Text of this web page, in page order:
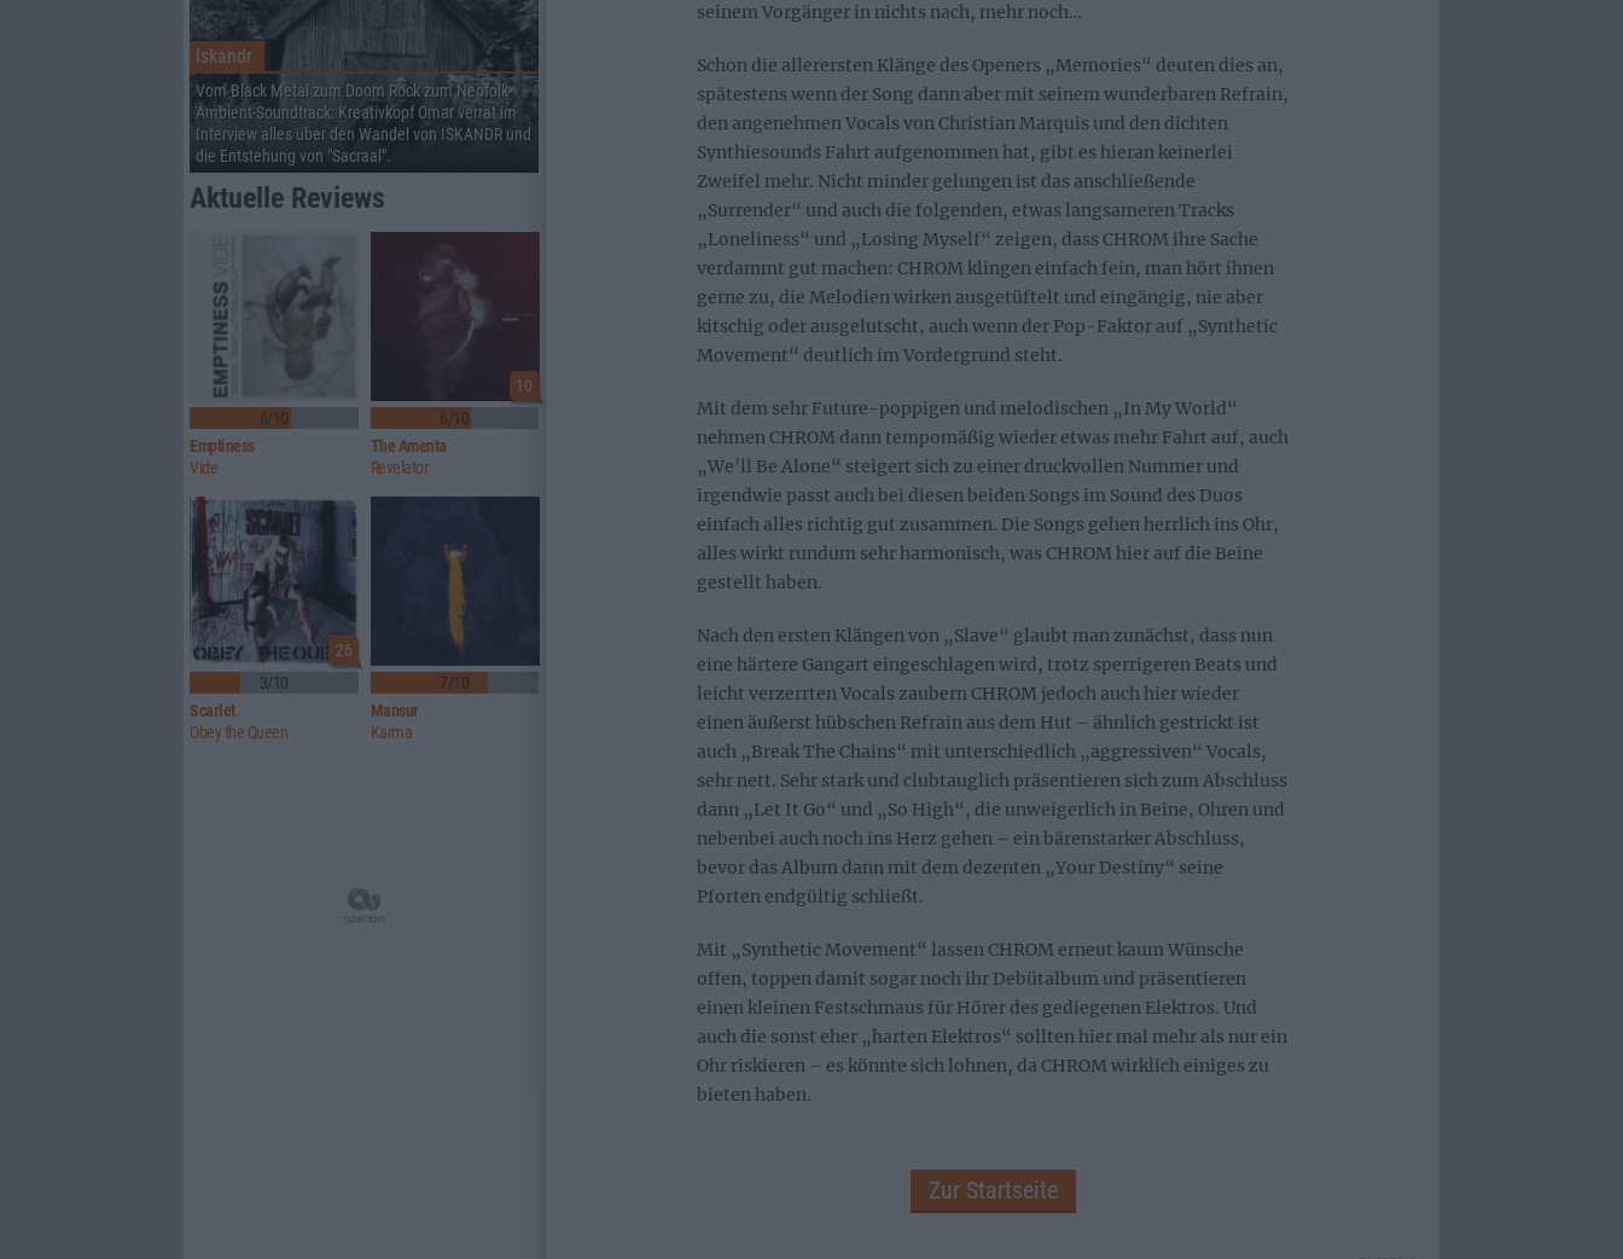
seinem Vorgänger in nichts nach, mehr noch…
Schon die allerersten Klänge des Openers „Memories“ deuten dies an,
spätestens wenn der Song dann aber mit seinem wunderbaren Refrain,
den angenehmen Vocals von Christian Marquis und den dichten
Synthiesounds Fahrt aufgenommen hat, gibt es hieran keinerlei
Zweifel mehr. Nicht minder gelungen ist das anschließende
„Surrender“ und auch die folgenden, etwas langsameren Tracks
„Loneliness“ und „Losing Myself“ zeigen, dass CHROM ihre Sache
verdammt gut machen: CHROM klingen einfach fein, man hört ihnen
gerne zu, die Melodien wirken ausgetüftelt und eingängig, nie aber
kitschig oder ausgelutscht, auch wenn der Pop-Faktor auf „Synthetic
Movement“ deutlich im Vordergrund steht.
Mit dem sehr Future-poppigen und melodischen „In My World“
nehmen CHROM dann tempomäßig wieder etwas mehr Fahrt auf, auch
„We’ll Be Alone“ steigert sich zu einer druckvollen Nummer und
irgendwie passt auch bei diesen beiden Songs im Sound des Duos
einfach alles richtig gut zusammen. Die Songs gehen herrlich ins Ohr,
alles wirkt rundum sehr harmonisch, was CHROM hier auf die Beine
gestellt haben.
Nach den ersten Klängen von „Slave“ glaubt man zunächst, dass nun
eine härtere Gangart eingeschlagen wird, trotz sperrigeren Beats und
leicht verzerrten Vocals zaubern CHROM jedoch auch hier wieder
einen äußerst hübschen Refrain aus dem Hut – ähnlich gestrickt ist
auch „Break The Chains“ mit unterschiedlich „aggressiven“ Vocals,
sehr nett. Sehr stark und clubtauglich präsentieren sich zum Abschluss
dann „Let It Go“ und „So High“, die unweigerlich in Beine, Ohren und
nebenbei auch noch ins Herz gehen – ein bärenstarker Abschluss,
bevor das Album dann mit dem dezenten „Your Destiny“ seine
Pforten endgültig schließt.
Mit „Synthetic Movement“ lassen CHROM erneut kaum Wünsche
offen, toppen damit sogar noch ihr Debütalbum und präsentieren
einen kleinen Festschmaus für Hörer des gediegenen Elektros. Und
auch die sonst eher „harten Elektros“ sollten hier mal mehr als nur ein
Ohr riskieren – es könnte sich lohnen, da CHROM wirklich einiges zu
bieten haben.
Zur Startseite
Iskandr
Vom Black Metal zum Doom Rock zum Neofolk-
Ambient-Soundtrack: Kreativkopf Omar verrät im
Interview alles über den Wandel von ISKANDR und
die Entstehung von "Sacraal".
Aktuelle Reviews
6/10
Emptiness
Vide
10
6/10
The Amenta
Revelator
26
3/10
Scarlet
Obey the Queen
7/10
Mansur
Karma